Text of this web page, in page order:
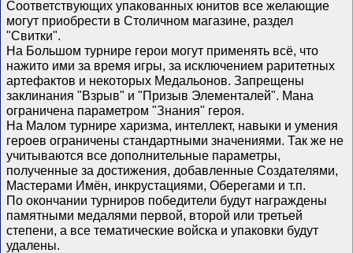
Соответствующих упакованных юнитов все желающие
могут приобрести в Столичном магазине, раздел
"Свитки".
На Большом турнире герои могут применять всё, что
нажито ими за время игры, за исключением раритетных
артефактов и некоторых Медальонов. Запрещены
заклинания "Взрыв" и "Призыв Элементалей". Мана
ограничена параметром "Знания" героя.
На Малом турнире харизма, интеллект, навыки и умения
героев ограничены стандартными значениями. Так же не
учитываются все дополнительные параметры,
полученные за достижения, добавленные Создателями,
Мастерами Имён, инкрустациями, Оберегами и т.п.
По окончании турниров победители будут награждены
памятными медалями первой, второй или третьей
степени, а все тематические войска и упаковки будут
удалены.